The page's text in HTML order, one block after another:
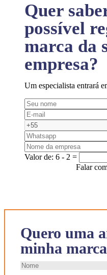
Quero uma
minha
Quer
possível
marca da
empresa?
Um especialista entrará
Valor de: 6 - 2 =
Falar